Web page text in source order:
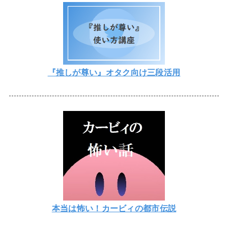
『推しが尊い』オタク向け三段活用
本当は怖い！カービィの都市伝説